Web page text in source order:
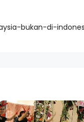
bukan-di-